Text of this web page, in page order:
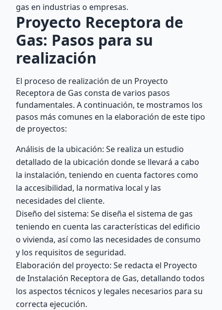
gas en industrias o empresas.
Proyecto Receptora de
Gas: Pasos para su
realización
El proceso de realización de un Proyecto
Receptora de Gas consta de varios pasos
fundamentales. A continuación, te mostramos los
pasos más comunes en la elaboración de este tipo
de proyectos:
Análisis de la ubicación: Se realiza un estudio
detallado de la ubicación donde se llevará a cabo
la instalación, teniendo en cuenta factores como
la accesibilidad, la normativa local y las
necesidades del cliente.
Diseño del sistema: Se diseña el sistema de gas
teniendo en cuenta las características del edificio
o vivienda, así como las necesidades de consumo
y los requisitos de seguridad.
Elaboración del proyecto: Se redacta el Proyecto
de Instalación Receptora de Gas, detallando todos
los aspectos técnicos y legales necesarios para su
correcta ejecución.